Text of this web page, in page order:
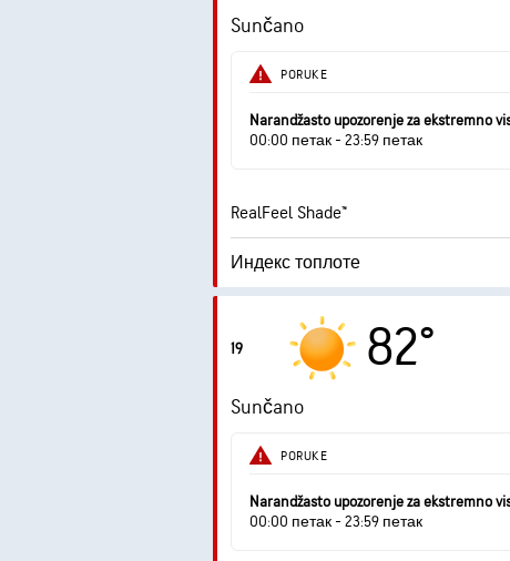
Sunčano
PORUKE
Narandžasto upozorenje za ekstremno
00:00 петак - 23:59 петак
RealFeel Shade™
Индекс топлоте
Maksimalni indeks UV zračenja
Udari vetra
Vlažnost
Tačka rose
19 82°
Sunčano
PORUKE
Narandžasto upozorenje za ekstremno
00:00 петак - 23:59 петак